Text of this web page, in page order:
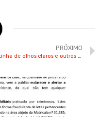
PRÓXIMO